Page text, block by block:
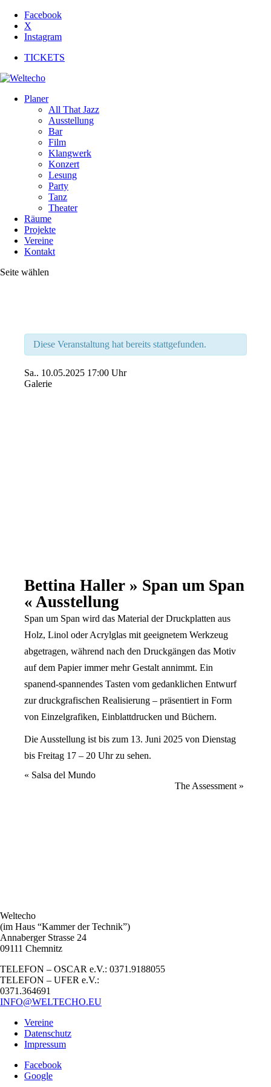
Facebook
X
Instagram
TICKETS
Planer
All That Jazz
Ausstellung
Bar
Film
Klangwerk
Konzert
Lesung
Party
Tanz
Theater
Räume
Projekte
Vereine
Kontakt
Seite wählen
Diese Veranstaltung hat bereits stattgefunden.
Sa.. 10.05.2025 17:00 Uhr
Galerie
Bettina Haller » Span um Span
« Ausstellung
Span um Span wird das Material der Druckplatten aus
Holz, Linol oder Acrylglas mit geeignetem Werkzeug
abgetragen, während nach den Druckgängen das Motiv
auf dem Papier immer mehr Gestalt annimmt. Ein
spanend-spannendes Tasten vom gedanklichen Entwurf
zur druckgrafischen Realisierung – präsentiert in Form
von Einzelgrafiken, Einblattdrucken und Büchern.
Die Ausstellung ist bis zum 13. Juni 2025 von Dienstag
bis Freitag 17 – 20 Uhr zu sehen.
Veranstaltung
« Salsa del Mundo
The Assessment »
Weltecho
(im Haus “Kammer der Technik”)
Annaberger Strasse 24
09111 Chemnitz
TELEFON – OSCAR e.V.: 0371.9188055
TELEFON – UFER e.V.:
0371.364691
INFO@WELTECHO.EU
Vereine
Datenschutz
Impressum
Facebook
Google